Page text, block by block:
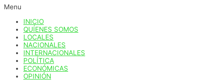
Menu
INICIO
QUÍENES SOMOS
LOCALES
NACIONALES
INTERNACIONALES
POLÍTICA
ECONÓMICAS
OPINIÓN